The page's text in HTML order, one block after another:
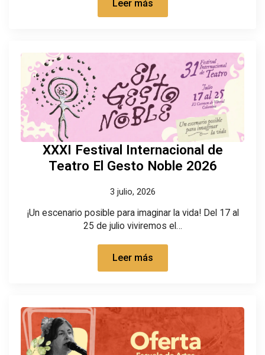
Leer más
XXXI Festival Internacional de
Teatro El Gesto Noble 2026
3 julio, 2026
¡Un escenario posible para imaginar la vida! Del 17 al
25 de julio viviremos el…
Leer más